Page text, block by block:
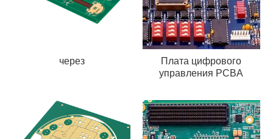
через
Плата цифрового
управления PCBA